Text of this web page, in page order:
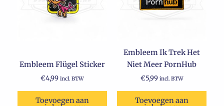
Embleem Flügel Sticker
€4,99 incl. BTW
Toevoegen aan
Embleem Ik Trek Het
Niet Meer PornHub
€5,99 incl. BTW
Toevoegen aan